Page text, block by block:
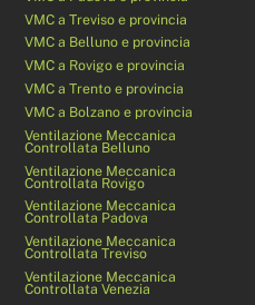
VMC a Treviso e provincia
VMC a Belluno e provincia
VMC a Rovigo e provincia
VMC a Trento e provincia
VMC a Bolzano e provincia
Ventilazione Meccanica
Controllata Belluno
Ventilazione Meccanica
Controllata Rovigo
Ventilazione Meccanica
Controllata Padova
Ventilazione Meccanica
Controllata Treviso
Ventilazione Meccanica
Controllata Venezia